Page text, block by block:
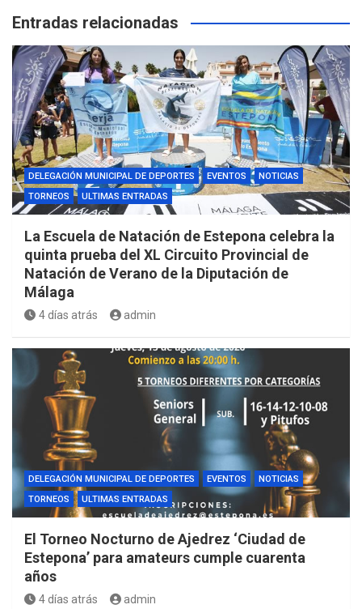
Entradas relacionadas
DELEGACIÓN MUNICIPAL DE DEPORTES EVENTOS
NOTICIAS
TORNEOS
ULTIMAS ENTRADAS
La Escuela de Natación de Estepona celebra la
quinta prueba del XL Circuito Provincial de
Natación de Verano de la Diputación de
Málaga
4 días atrás admin
DELEGACIÓN MUNICIPAL DE DEPORTES EVENTOS
NOTICIAS
TORNEOS
ULTIMAS ENTRADAS
El Torneo Nocturno de Ajedrez ‘Ciudad de
Estepona’ para amateurs cumple cuarenta
años
4 días atrás admin